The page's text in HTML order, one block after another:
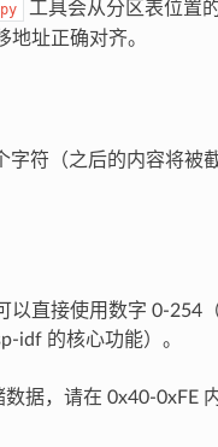
工具会从分区表位置
址正确对齐。
字符（之后的内容将被
以直接使用数字 0-254
idf 的核心功能）。
据，请在 0x40-0xFE